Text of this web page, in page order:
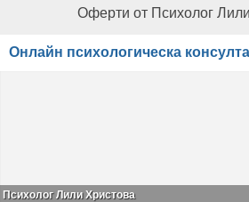
Оферти от Психолог
Онлайн психологическа
Психолог Лили Христова